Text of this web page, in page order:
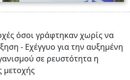
όσοι γράφτηκαν χωρίς να
- Εχέγγυο για την αυξημένη
σε ρευστότητα η
μετοχής